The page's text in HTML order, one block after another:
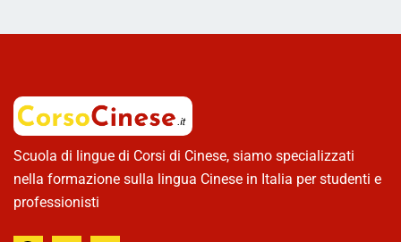
Scuola di lingue di Corsi di Cinese, siamo specializzati
nella formazione sulla lingua Cinese in Italia per studenti e
professionisti